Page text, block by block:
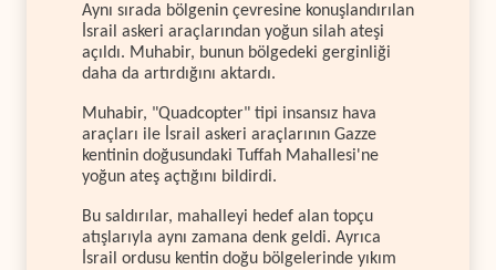
Aynı sırada bölgenin çevresine konuşlandırılan
İsrail askeri araçlarından yoğun silah ateşi
açıldı. Muhabir, bunun bölgedeki gerginliği
daha da artırdığını aktardı.
Muhabir, "Quadcopter" tipi insansız hava
araçları ile İsrail askeri araçlarının Gazze
kentinin doğusundaki Tuffah Mahallesi'ne
yoğun ateş açtığını bildirdi.
Bu saldırılar, mahalleyi hedef alan topçu
atışlarıyla aynı zamana denk geldi. Ayrıca
İsrail ordusu kentin doğu bölgelerinde yıkım